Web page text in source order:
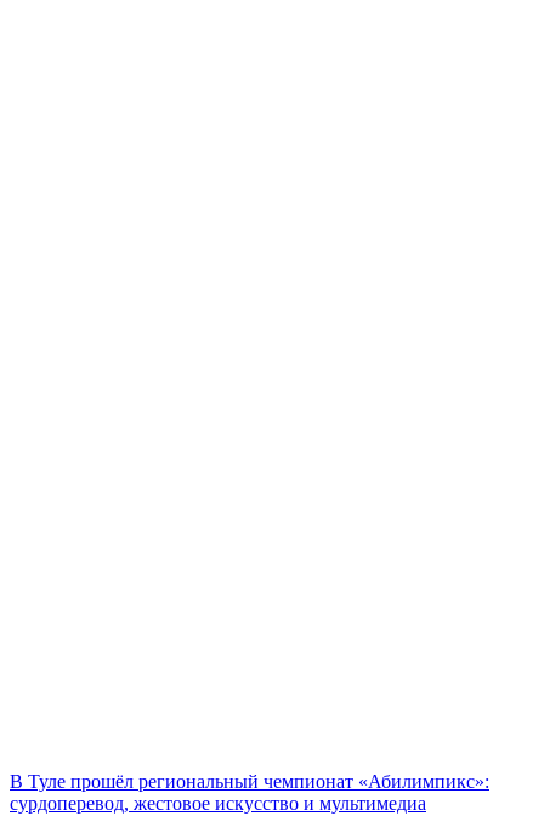
В Туле прошёл региональный чемпионат «Абилимпикс»:
сурдоперевод, жестовое искусство и мультимедиа